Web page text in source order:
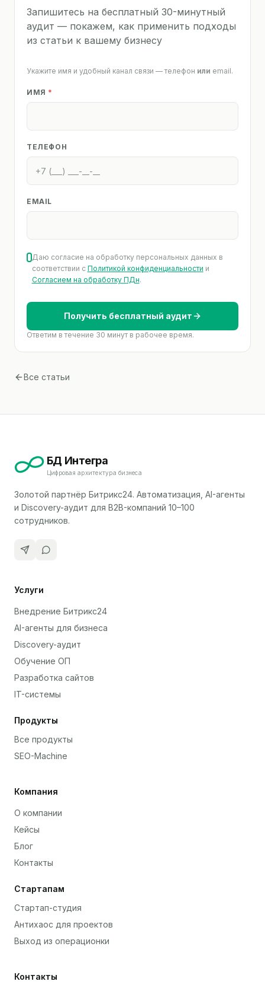
Запишитесь на бесплатный 30-минутный
аудит — покажем, как применить подходы
из статьи к вашему бизнесу
Укажите имя и удобный канал связи — телефон или email.
ИМЯ *
ТЕЛЕФОН
EMAIL
Даю согласие на обработку персональных данных в
соответствии с Политикой конфиденциальности и
Согласием на обработку ПДн.
Получить бесплатный аудит
Ответим в течение 30 минут в рабочее время.
Все статьи
БД Интегра
Цифровая архитектура бизнеса
Золотой партнёр Битрикс24. Автоматизация, AI-агенты
и Discovery-аудит для B2B-компаний 10–100
сотрудников.
Услуги
Внедрение Битрикс24
AI-агенты для бизнеса
Discovery-аудит
Обучение ОП
Разработка сайтов
IT-системы
Продукты
Все продукты
SEO-Machine
Компания
О компании
Кейсы
Блог
Контакты
Стартапам
Стартап-студия
Антихаос для проектов
Выход из операционки
Контакты